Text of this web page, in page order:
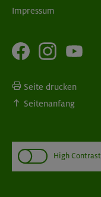
Impressum
Seite drucken
Seitenanfang
High